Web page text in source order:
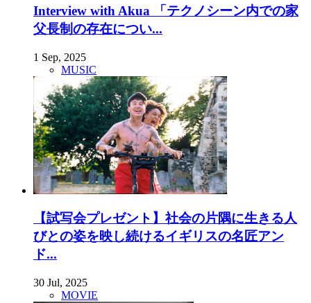
Interview with Akua 「テクノシーン内での家
父長制の存在につい...
1 Sep, 2025
MUSIC
【試写会プレゼント】社会の片隅に生きる人
びとの姿を映し続けるイギリスの名匠アン
ド...
30 Jul, 2025
MOVIE